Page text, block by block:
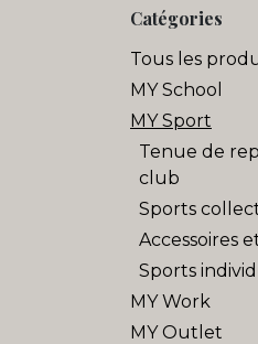
Catégories
Tous les
MY School
MY Sport
Tenue de
club
Sports
Accessoires
Sports
MY Work
MY Outlet